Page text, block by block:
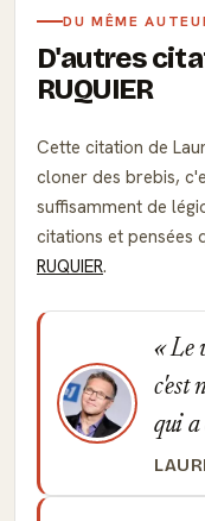
DU MÊME
D'autres
RUQUIER
Cette citation de
cloner des brebis,
suffisamment de
citations et pensées
RUQUIER.
Le
c'est
qui a